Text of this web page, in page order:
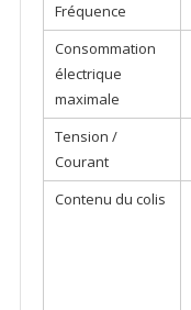
Fréquence
Consommation
électrique
maximale
Tension /
Courant
Contenu du colis